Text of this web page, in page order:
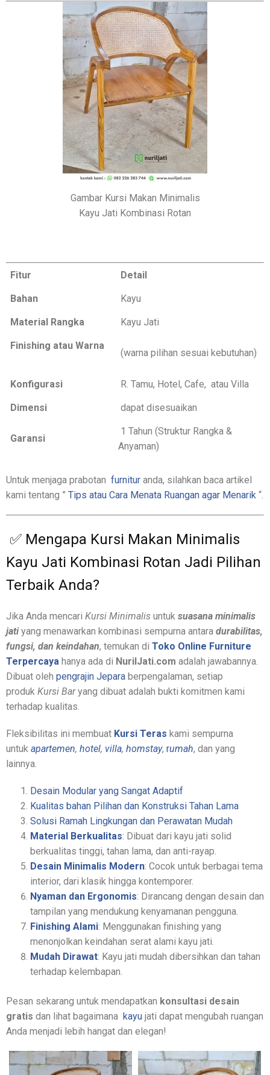
Gambar Kursi Makan Minimalis
Kayu Jati Kombinasi Rotan
Fitur Detail
Bahan Kayu
Material Rangka Kayu Jati
Finishing atau Warna
(warna pilihan sesuai kebutuhan)
Konfigurasi R. Tamu, Hotel, Cafe, atau Villa
Dimensi dapat disesuaikan
Garansi
1 Tahun (Struktur Rangka &
Anyaman)
Untuk menjaga prabotan furnitur anda, silahkan baca artikel
kami tentang ” Tips atau Cara Menata Ruangan agar Menarik “.
✅ Mengapa Kursi Makan Minimalis
Kayu Jati Kombinasi Rotan Jadi Pilihan
Terbaik Anda?
Jika Anda mencari Kursi Minimalis untuk suasana minimalis
jati yang menawarkan kombinasi sempurna antara durabilitas,
fungsi, dan keindahan, temukan di Toko Online Furniture
Terpercaya hanya ada di NurilJati.com adalah jawabannya.
Dibuat oleh pengrajin Jepara berpengalaman, setiap
produk Kursi Baryang dibuat adalah bukti komitmen kami
terhadap kualitas.
Fleksibilitas ini membuat Kursi Teras kami sempurna
untuk apartemen, hotel, villa, homstay, rumah, dan yang
lainnya.
Desain Modular yang Sangat Adaptif
Kualitas bahan Pilihan dan Konstruksi Tahan Lama
Solusi Ramah Lingkungan dan Perawatan Mudah
Material Berkualitas: Dibuat dari kayu jati solid
berkualitas tinggi, tahan lama, dan anti-rayap.
Desain Minimalis Modern: Cocok untuk berbagai tema
interior, dari klasik hingga kontemporer.
Nyaman dan Ergonomis: Dirancang dengan desain dan
tampilan yang mendukung kenyamanan pengguna.
Finishing Alami: Menggunakan finishing yang
menonjolkan keindahan serat alami kayu jati.
Mudah Dirawat: Kayu jati mudah dibersihkan dan tahan
terhadap kelembapan.
Pesan sekarang untuk mendapatkan konsultasi desain
gratis dan lihat bagaimana kayu jati dapat mengubah ruangan
Anda menjadi lebih hangat dan elegan!